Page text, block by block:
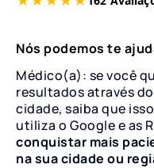
Nós podemos te
Médico(a): se você
resultados através do
cidade, saiba que
utiliza o Google e as
conquistar mais
na sua cidade ou